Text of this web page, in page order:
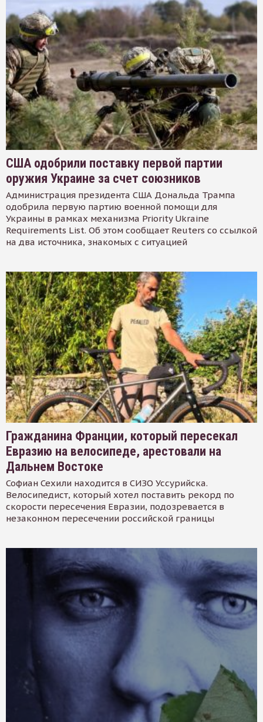
США одобрили поставку первой партии
оружия Украине за счет союзников
Администрация президента США Дональда Трампа
одобрила первую партию военной помощи для
Украины в рамках механизма Priority Ukraine
Requirements List. Об этом сообщает Reuters со ссылкой
на два источника, знакомых с ситуацией
Гражданина Франции, который пересекал
Евразию на велосипеде, арестовали на
Дальнем Востоке
Софиан Сехили находится в СИЗО Уссурийска.
Велосипедист, который хотел поставить рекорд по
скорости пересечения Евразии, подозревается в
незаконном пересечении российской границы